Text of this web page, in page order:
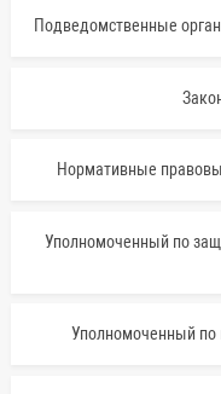
Подведомственные
Нормативные
Уполномоченный по
Уполномоченный по